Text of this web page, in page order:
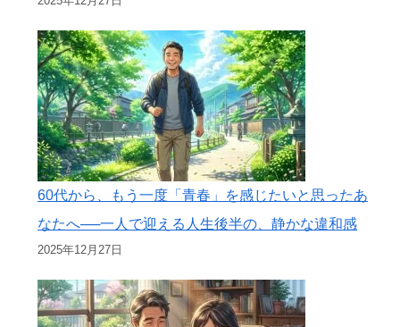
60代から、もう一度「青春」を感じたいと思ったあ
なたへ──一人で迎える人生後半の、静かな違和感
2025年12月27日